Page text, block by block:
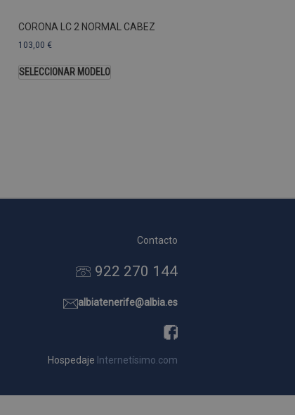
CORONA LC 2 NORMAL CABEZ
103,00 €
SELECCIONAR MODELO
Contacto
922 270 144
albiatenerife@albia.es
Hospedaje Internetísimo.com